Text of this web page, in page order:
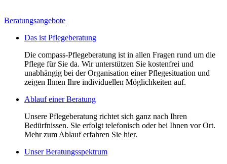
Beratungsangebote
Das ist Pflegeberatung
Die compass-Pflegeberatung ist in allen Fragen rund um die
Pflege für Sie da. Wir unterstützen Sie kostenfrei und
unabhängig bei der Organisation einer Pflegesituation und
zeigen Ihnen Ihre individuellen Möglichkeiten auf.
Ablauf einer Beratung
Unsere Pflegeberatung richtet sich ganz nach Ihren
Bedürfnissen. Sie erfolgt telefonisch oder bei Ihnen vor Ort.
Mehr zum Ablauf erfahren Sie hier.
Unser Beratungsspektrum